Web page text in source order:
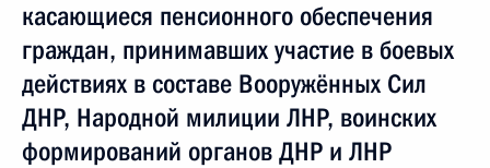
касающиеся пенсионного обеспечения
граждан, принимавших участие в боевых
действиях в составе Вооружённых Сил
ДНР, Народной милиции ЛНР, воинских
формирований органов ДНР и ЛНР